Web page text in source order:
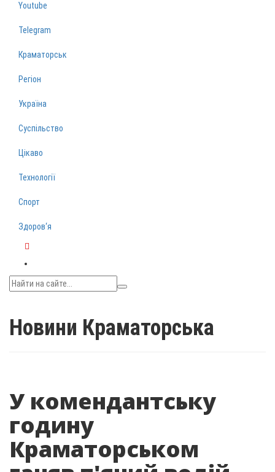
Youtube
Telegram
Краматорськ
Регіон
Україна
Суспільство
Цікаво
Технології
Спорт
Здоров‘я
Новини Краматорська
У комендантську
годину
Краматорськом